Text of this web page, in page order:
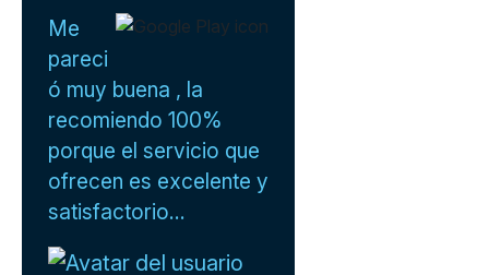
Me
pareci
ó muy buena , la
recomiendo 100%
porque el servicio que
ofrecen es excelente y
satisfactorio...